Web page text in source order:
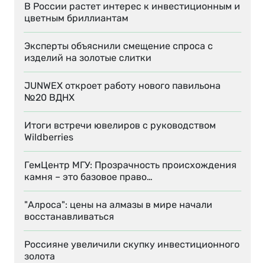
В России растет интерес к инвестиционным и
цветным бриллиантам
Эксперты объяснили смещение спроса с
изделий на золотые слитки
JUNWEX откроет работу нового павильона
№20 ВДНХ
Итоги встречи ювелиров с руководством
Wildberries
ГемЦентр МГУ: Прозрачность происхождения
камня – это базовое право…
"Алроса": цены на алмазы в мире начали
восстанавливаться
Россияне увеличили скупку инвестиционного
золота